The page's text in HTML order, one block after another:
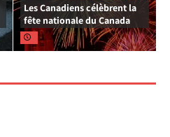
Les Canadiens célèbrent la
fête nationale du Canada